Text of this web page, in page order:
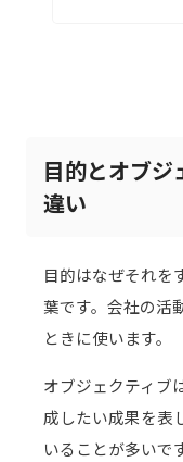
目的とオブジ
違い
目的はなぜそれを
葉です。会社の活
ときに使います。
オブジェクティブ
成したい成果を表
いることが多いです